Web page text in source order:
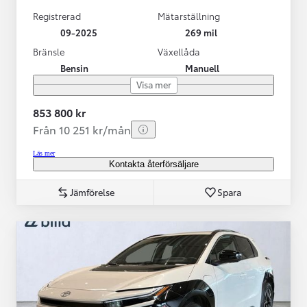
Registrerad
09-2025
Mätarställning
269 mil
Bränsle
Bensin
Växellåda
Manuell
Visa mer
853 800 kr
Från 10 251 kr/mån
Läs mer
Kontakta återförsäljare
Jämförelse Spara